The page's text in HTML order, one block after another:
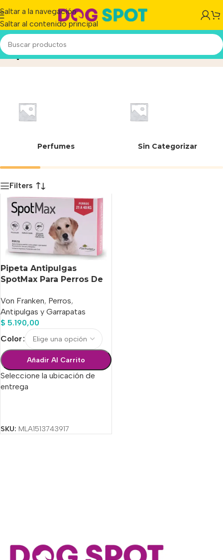
Saltar a la navegación
Saltar al contenido principal
Spot maxInicio/Producto
Perfumes Sin Categorizar
Filters
Pipeta Antipulgas
SpotMax Para Perros De
Von Franken, Perros,
Antipulgas y Garrapatas
$ 5.190,00
Color
Añadir Al Carrito
Seleccione la ubicación de
entrega
SKU: MLA1513743917